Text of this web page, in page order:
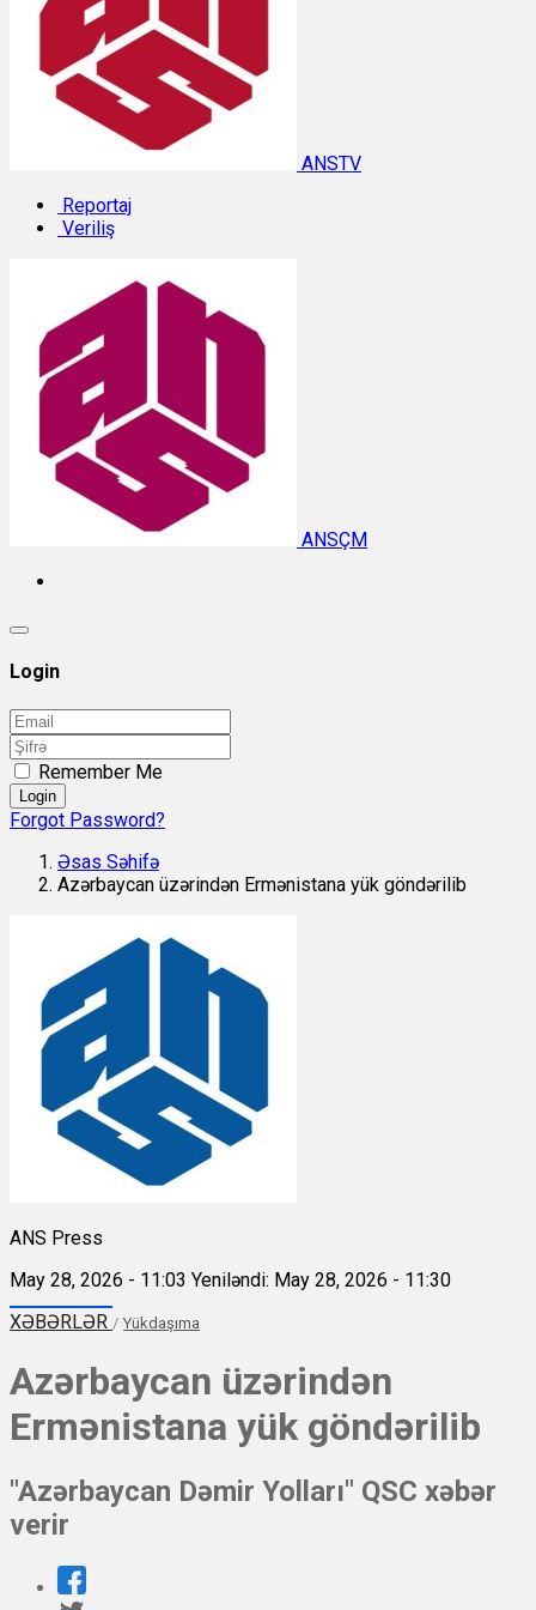
ANSTV
Reportaj
Veriliş
ANSÇM
Login
Remember Me
Login
Forgot Password?
Əsas Səhifə
Azərbaycan üzərindən Ermənistana yük göndərilib
ANS Press
May 28, 2026 - 11:03 Yeniləndi: May 28, 2026 - 11:30
XƏBƏRLƏR / Yükdaşıma
Azərbaycan üzərindən
Ermənistana yük göndərilib
"Azərbaycan Dəmir Yolları" QSC xəbər
verir